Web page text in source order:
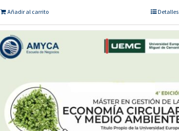
Añadir al carrito Detalles